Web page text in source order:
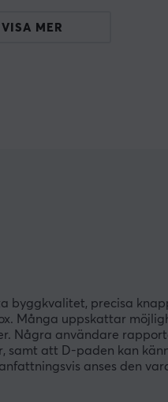
VISA MER
byggkvalitet, precisa
Många uppskattar
Några användare
samt att D-paden kan
anses den